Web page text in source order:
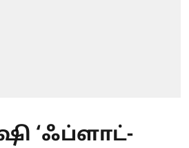
‘ஃப்ளாட்-